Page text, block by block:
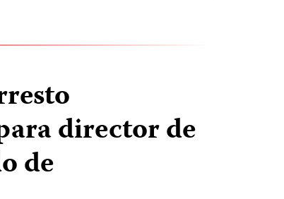
director de
de